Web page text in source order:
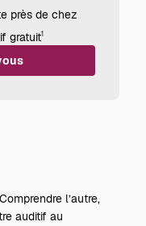
près de chez
gratuit1
l’autre,
auditif au